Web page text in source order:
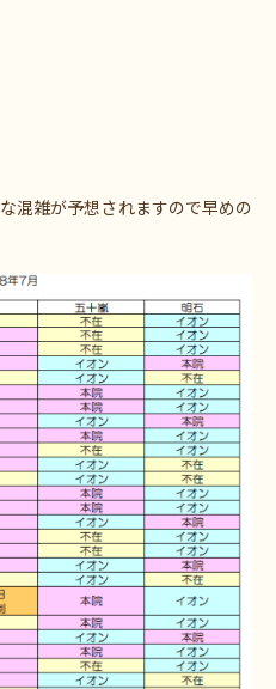
混雑が予想されますので早めの